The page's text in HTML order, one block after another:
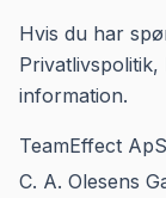
Hvis du har
information.
TeamEffect ApS
C. A. Olesens